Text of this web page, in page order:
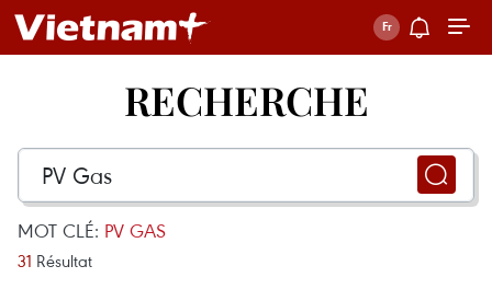
RECHERCHE
MOT CLÉ: PV GAS
31 Résultat